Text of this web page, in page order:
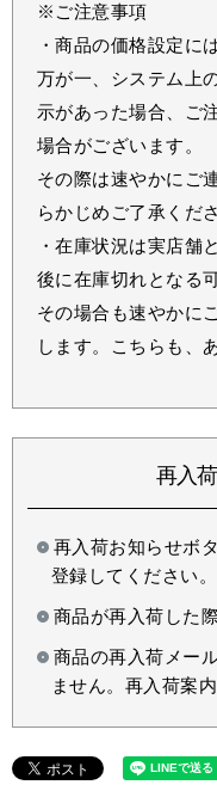
※ご注意事項
・商品の価格設定に
万が一、システム上
示があった場合、ご
場合がございます。
その際は速やかにご
らかじめご了承くださ
・在庫状況は実店舗
後に在庫切れとなる
その場合も速やかに
します。こちらも、
再入
再入荷お知らせボ
登録してください。
商品が再入荷した
商品の再入荷メー
ません。再入荷案